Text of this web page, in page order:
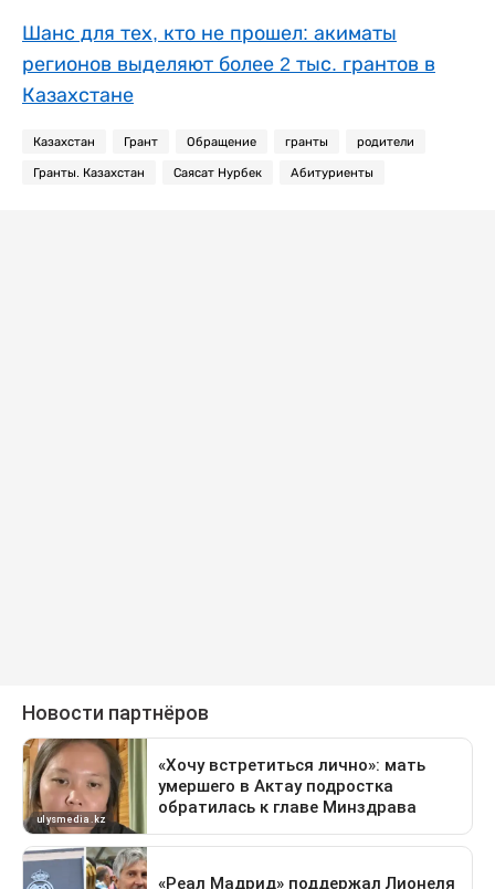
Шанс для тех, кто не прошел: акиматы
регионов выделяют более 2 тыс. грантов в
Казахстане
Казахстан Грант Обращение гранты родители
Гранты. Казахстан Саясат Нурбек Абитуриенты